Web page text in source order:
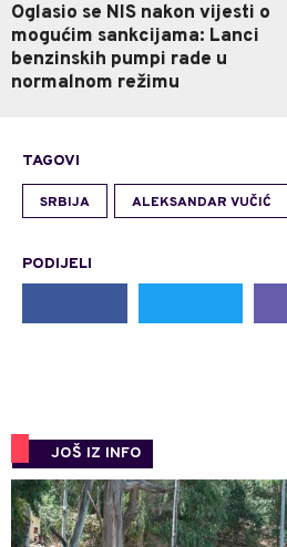
Oglasio se NIS nakon vijesti o
mogućim sankcijama: Lanci
benzinskih pumpi rade u
normalnom režimu
TAGOVI
SRBIJA ALEKSANDAR VUČIĆ
PODIJELI
JOŠ IZ INFO